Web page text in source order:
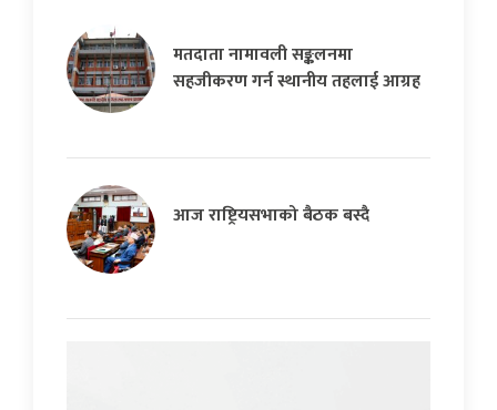
मतदाता नामावली सङ्कलनमा
सहजीकरण गर्न स्थानीय तहलाई आग्रह
आज राष्ट्रियसभाको बैठक बस्दै